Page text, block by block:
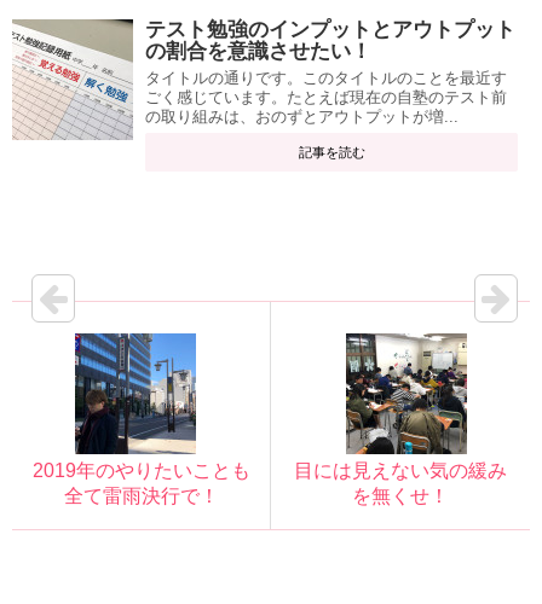
テスト勉強のインプットとアウトプット
の割合を意識させたい！
タイトルの通りです。このタイトルのことを最近す
ごく感じています。たとえば現在の自塾のテスト前
の取り組みは、おのずとアウトプットが増...
記事を読む
2019年のやりたいことも
全て雷雨決行で！
目には見えない気の緩み
を無くせ！